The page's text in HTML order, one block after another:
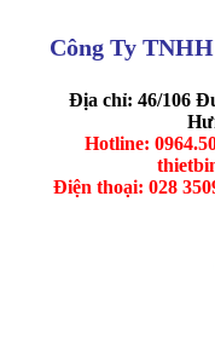
Công Ty
Địa chỉ: 46/106
Hotline:
Điện thoại: 028